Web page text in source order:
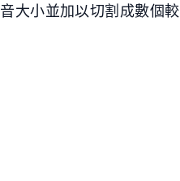
大小並加以切割成數個較